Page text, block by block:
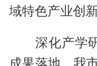
域特色产业创
深化产学研